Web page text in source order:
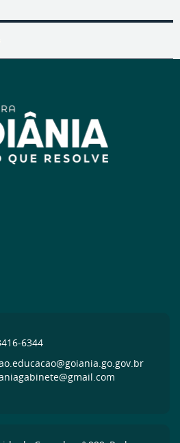
6344